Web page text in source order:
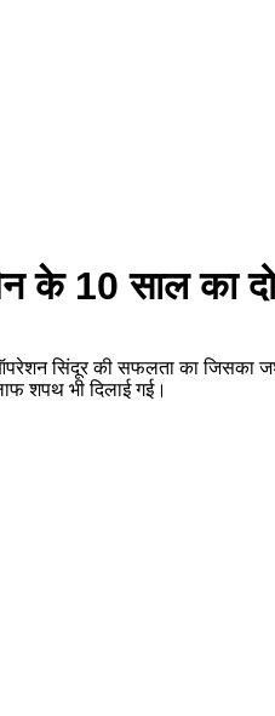
के 10 साल का
सिंदूर की सफलता का जिसका
शपथ भी दिलाई गई।